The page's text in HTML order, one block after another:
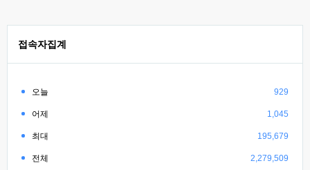
접속자집계
오늘 929
어제 1,045
최대 195,679
전체 2,279,509